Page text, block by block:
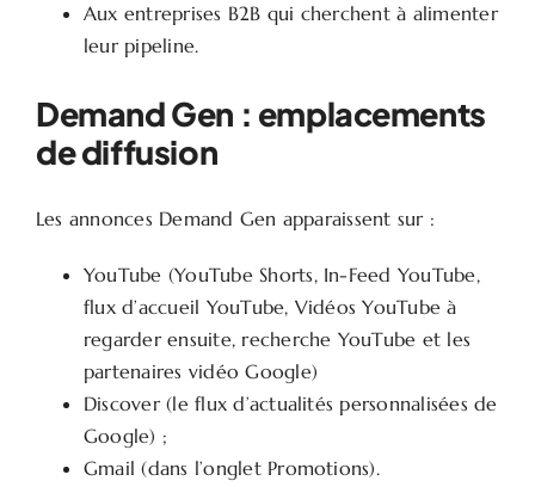
Aux entreprises B2B qui cherchent à alimenter
leur pipeline.
Demand Gen : emplacements
de diffusion
Les annonces Demand Gen apparaissent sur :
YouTube (YouTube Shorts, In-Feed YouTube,
flux d’accueil YouTube, Vidéos YouTube à
regarder ensuite, recherche YouTube et les
partenaires vidéo Google)
Discover (le flux d’actualités personnalisées de
Google) ;
Gmail (dans l’onglet Promotions).